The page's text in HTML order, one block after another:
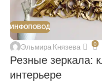
ИНФОПОВОД
Эльмира Князева 0
Резные зеркала:
интерьере